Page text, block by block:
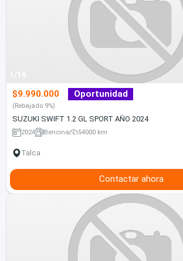
1/19
$9.990.000 Oportunidad
(Rebajado 9%)
SUZUKI SWIFT 1.2 GL SPORT AÑO 2024
2024 Bencina 54000 km
Talca
Contactar ahora